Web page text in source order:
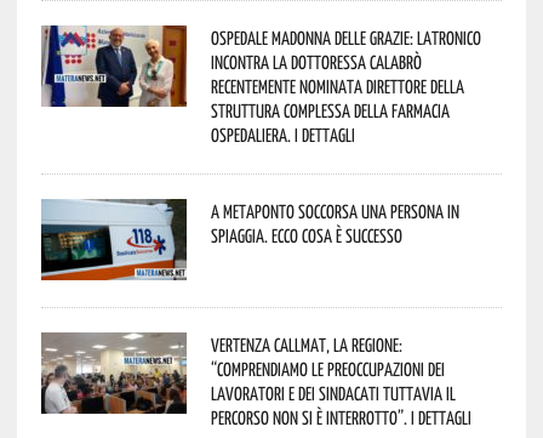
Ospedale Madonna delle Grazie: Latronico
incontra la dottoressa Calabrò
recentemente nominata Direttore della
Struttura Complessa della Farmacia
Ospedaliera. I dettagli
A Metaponto soccorsa una persona in
spiaggia. Ecco cosa è successo
Vertenza CallMat, la Regione:
“comprendiamo le preoccupazioni dei
lavoratori e dei sindacati tuttavia il
percorso non si è interrotto”. I dettagli